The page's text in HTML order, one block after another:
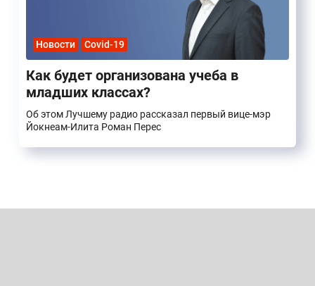
Новости Covid-19
Как будет организована учеба в
младших классах?
Об этом Лучшему радио рассказал первый вице-мэр
Йокнеам-Илита Роман Перес